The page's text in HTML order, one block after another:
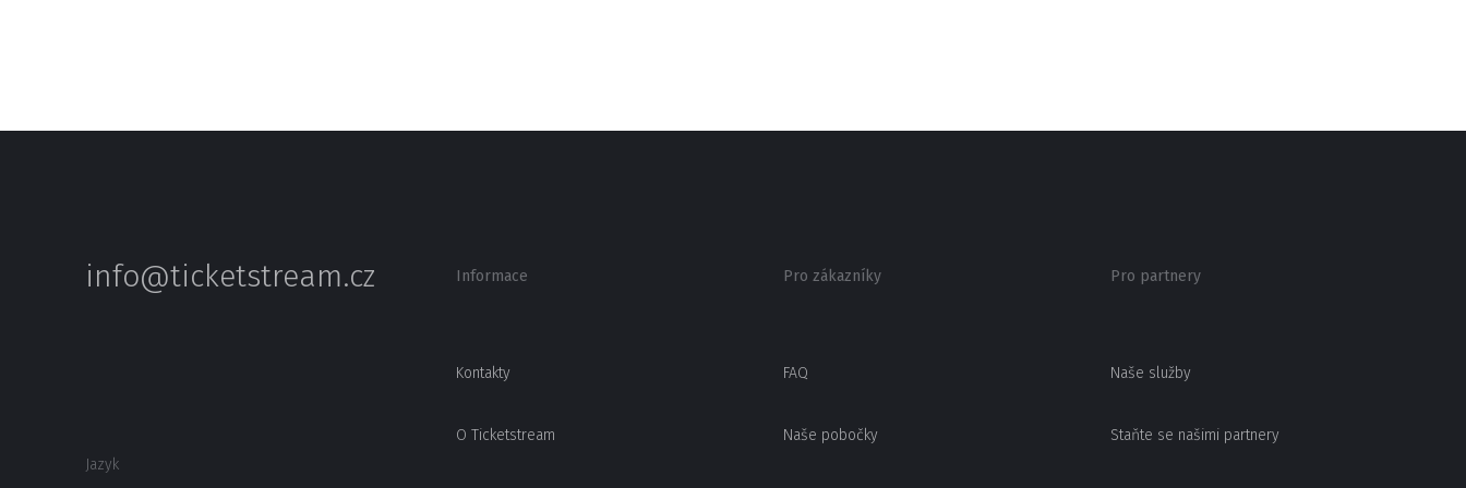
info@ticketstream.cz
Jazyk
Informace
Kontakty
O Ticketstream
Pro zákazníky
FAQ
Naše pobočky
Pro partnery
Naše služby
Staňte se našimi partnery